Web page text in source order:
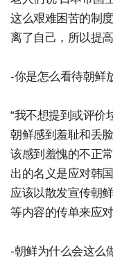
这么艰难困苦的制
离了自己，所以提
-你是怎么看待朝鲜
“我不想提到或评价
朝鲜感到羞耻和丢
该感到羞愧的不正
出的名义是应对韩
应该以散发宣传朝
等内容的传单来应
-朝鲜为什么会这么